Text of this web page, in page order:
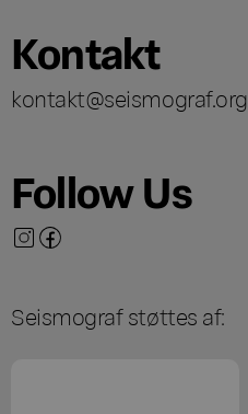
Kontakt
kontakt@seismograf.org
Follow Us
Seismograf støttes af: